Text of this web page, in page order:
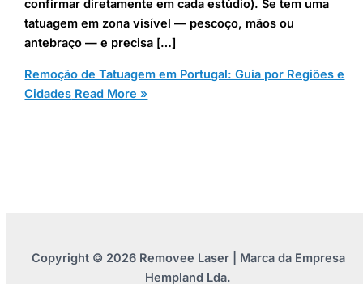
confirmar diretamente em cada estúdio). Se tem uma
tatuagem em zona visível — pescoço, mãos ou
antebraço — e precisa […]
Remoção de Tatuagem em Portugal: Guia por Regiões e
Cidades Read More »
Copyright © 2026 Removee Laser | Marca da Empresa
Hempland Lda.